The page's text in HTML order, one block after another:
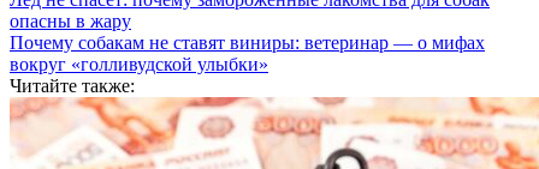
опасны в жару
Почему собакам не ставят виниры: ветеринар — о мифах
вокруг «голливудской улыбки»
Читайте также: